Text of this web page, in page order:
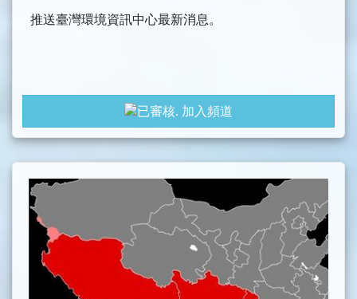
推送臺灣環境資訊中心最新消息。
加入頻道